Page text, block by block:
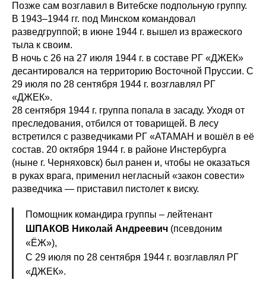
Позже сам возглавил в Витебске подпольную группу.
В 1943–1944 гг. под Минском командовал
разведгруппой; в июне 1944 г. вышел из вражеского
тыла к своим.
В ночь с 26 на 27 июля 1944 г. в составе РГ «ДЖЕК»
десантировался на территорию Восточной Пруссии. С
29 июля по 28 сентября 1944 г. возглавлял РГ
«ДЖЕК».
28 сентября 1944 г. группа попала в засаду. Уходя от
преследования, отбился от товарищей. В лесу
встретился с разведчиками РГ «АТАМАН и вошёл в её
состав. 20 октября 1944 г. в районе Инстербурга
(ныне г. Черняховск) был ранен и, чтобы не оказаться
в руках врага, применил негласный «закон совести»
разведчика — приставил пистолет к виску.
Помощник командира группы – лейтенант
ШПАКОВ Николай Андреевич (псевдоним
«ЁЖ»),
С 29 июля по 28 сентября 1944 г. возглавлял РГ
«ДЖЕК».